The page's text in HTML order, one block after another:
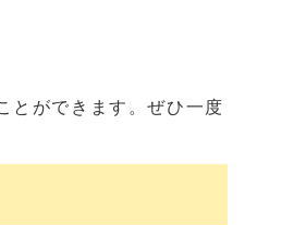
とができます。ぜひ一度